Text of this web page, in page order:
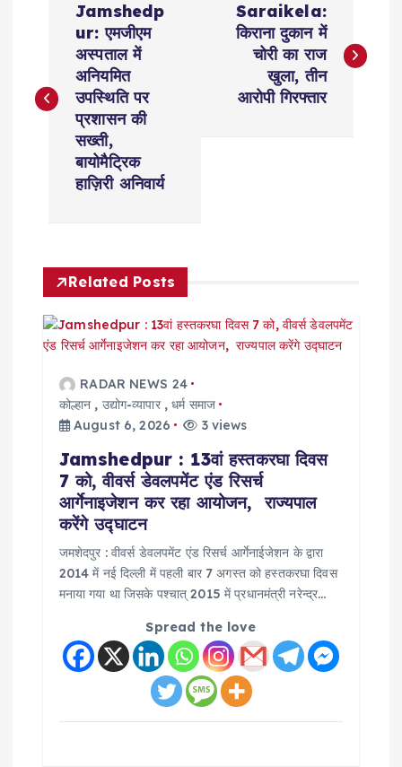
s
v
g
Jamshedp
ur: एमजीएम
अस्पताल में
अनियमित
उपस्थिति पर
प्रशासन की
सख्ती,
बायोमैट्रिक
हाज़िरी अनिवार्य
Saraikela:
किराना दुकान में
चोरी का राज
खुला, तीन
आरोपी गिरफ्तार
Related Posts
RADAR NEWS 24
कोल्हान , उद्योग-व्यापार,धर्म समाज
August 6, 2026
3 views
Jamshedpur : 13वां हस्तकरघा दिवस
7 को, वीवर्स डेवलपमेंट एंड रिसर्च
आर्गेनाइजेशन कर रहा आयोजन, राज्यपाल
करेंगे उद्घाटन
जमशेदपुर : वीवर्स डेवलपमेंट एंड रिसर्च आर्गेनाईजेशन के द्वारा
2014 में नई दिल्ली में पहली बार 7 अगस्त को हस्तकरघा दिवस
मनाया गया था जिसके पश्चात् 2015 में प्रधानमंत्री नरेन्द्र…
Spread the love